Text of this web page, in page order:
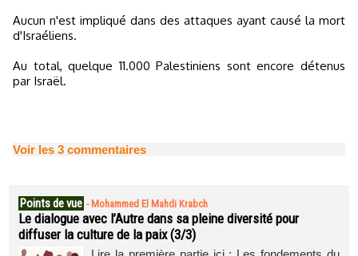
Aucun n'est impliqué dans des attaques ayant causé la mort
d'Israéliens.
Au total, quelque 11.000 Palestiniens sont encore détenus
par Israël.
Voir les 3 commentaires
Points de vue - Mohammed El Mahdi Krabch
Le dialogue avec l’Autre dans sa pleine diversité pour
diffuser la culture de la paix (3/3)